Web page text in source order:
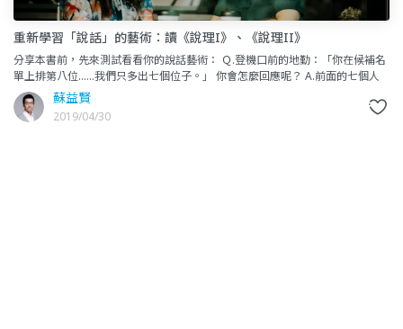
重新學習「說話」的藝術：讀《說理I》、《說理II》
分享本書前，先來測試看看你的說話藝術： Ｑ.登機口前的地勤：「你在候補名
單上排第八位……我們只多出七個位子。」 你會怎麼回應呢？ A.前面的七個人
是誰？
蘇益賢
2019/04/30